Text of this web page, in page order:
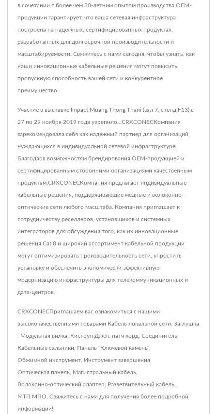
в сочетании с более чем 30-летним опытом производства OEM-
продукции гарантирует, что ваша сетевая инфраструктура
построена на надежных, сертифицированных продуктах,
разработанных для долгосрочной производительности и
масштабируемости. Свяжитесь с нами сегодня, чтобы узнать, как
наши инновационные кабельные решения могут повысить
пропускную способность вашей сети и конкурентное
преимущество.
Участие в выставке Impact Muang Thong Thani (зал 7, стенд F13) с
27 по 29 ноября 2019 года укрепило...CRXCONECКомпания
зарекомендовала себя как надежный партнер для организаций,
нуждающихся в индивидуальной сетевой инфраструктуре.
Благодаря возможностям брендирования OEM-продукцией и
сертифицированным сторонними организациями качественным
продуктам,CRXCONECКомпания предлагает индивидуальные
кабельные решения, поддерживающие медные и волоконно-
оптические сети любого масштаба. Компания приглашает к
сотрудничеству реселлеров, установщиков и системных
интеграторов для обсуждения того, как их инновационные
решения Cat.8 и широкий ассортимент кабельной продукции
могут оптимизировать производительность сети, упростить
установку и обеспечить экономически эффективную
модернизацию инфраструктуры для телекоммуникационных и
дата-центров.
CRXCONECПриглашаем вас ознакомиться с нашими
высококачественными товарами Кабель локальной сети Заглушка
Модульная вилка Кистоун Джек патч корд Соединитель
Кабельные сальники Панель "Ключевой камень"
Обжимной инструмент Инструмент завершения
Оптическая панель Магистральный кабель
Волоконно-оптический адаптер Разветвительный кабель
МТП МПО Свяжитесь с нами для получения более подробной
информации!